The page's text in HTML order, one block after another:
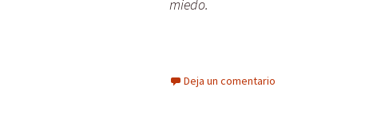
miedo.
Deja un comentario